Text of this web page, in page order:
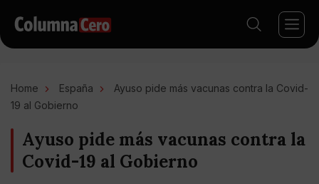
Home España
Ayuso pide más vacunas contra la Covid-
19 al Gobierno
Ayuso pide más vacunas contra la
Covid-19 al Gobierno